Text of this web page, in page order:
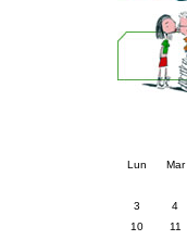
Lun Mar
3
4
10
11